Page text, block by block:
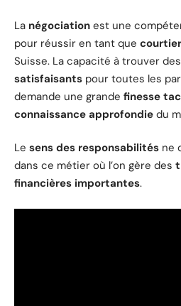
La négociation est une
pour réussir en tant que
Suisse. La capacité à trouver des
satisfaisants pour toutes les
demande une grande finesse
connaissance approfondie du
Le sens des responsabilités ne
dans ce métier où l’on gère des
financières importantes.